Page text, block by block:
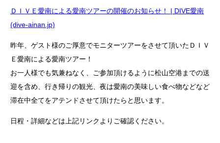
ＤＩＶＥ愛南による愛南ツアーの開催のお知らせ！ | DIVE愛南
(dive-ainan.jp)
昨年、ゲスト様のご厚意でモニターツアーをさせて頂いたＤＩＶ
Ｅ愛南による愛南ツアー！
お一人様でも気兼ねなく、ご参加頂けるように松山空港までの送
迎を含め、行き帰りの観光、夜は愛南の美味しい食べ物などなど
滞在中全てをアテンドさせて頂けたらと思います。
日程・詳細などは上記リンクよりご確認ください。